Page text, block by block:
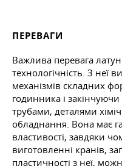
ПЕРЕВАГИ
Важлива перевага
технологічність. З неї
механізмів складних
годинника і
трубами, деталями
обладнання. Вона має
властивості, завдяки
виготовленні кранів,
пластичності з неї,